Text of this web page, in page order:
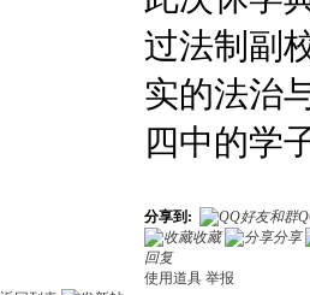
过法制副
实的法治
四中的学
分享到:
收藏
分享
回复
使用道具 举报